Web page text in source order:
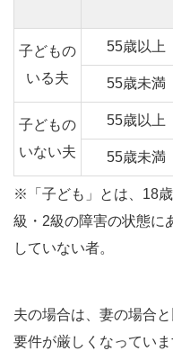
子どもの
いる夫
55歳以上
55歳未満
子どもの
いない夫
55歳以上
55歳未満
※「子ども」とは、18
級・2級の障害の状態に
していない者。
夫の場合は、妻の場合
要件が厳しくなっていま